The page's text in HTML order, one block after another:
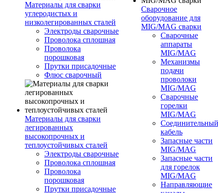
Материалы для сварки
углеродистых и
низколегированных сталей
Электроды сварочные
Проволока сплошная
Проволока
порошковая
Прутки присадочные
Флюс сварочный
Материалы для сварки
легированных
высокопрочных и
теплоустойчивых сталей
Электроды сварочные
Проволока сплошная
Проволока
порошковая
Прутки присадочные
Сварочное
оборудование для
MIG/MAG сварки
Сварочные
аппараты
MIG/MAG
Механизмы
подачи
проволоки
MIG/MAG
Сварочные
горелки
MIG/MAG
Соединительный
кабель
Запасные части
MIG/MAG
Запасные части
для горелок
MIG/MAG
Направляющие